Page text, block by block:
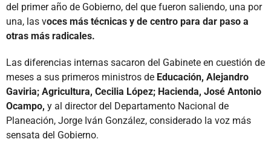
del primer año de Gobierno, del que fueron saliendo, una por
una, las voces más técnicas y de centro para dar paso a
otras más radicales.
Las diferencias internas sacaron del Gabinete en cuestión de
meses a sus primeros ministros de Educación, Alejandro
Gaviria; Agricultura, Cecilia López; Hacienda, José Antonio
Ocampo, y al director del Departamento Nacional de
Planeación, Jorge Iván González, considerado la voz más
sensata del Gobierno.